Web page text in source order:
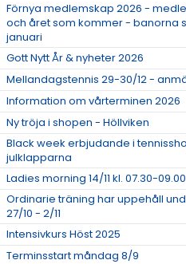
Förnya medlemskap 2026 -
och året som kommer - banorna
januari
Gott Nytt År & nyheter 2026
Mellandagstennis 29-30/12 -
Information om vårterminen 2026
Ny tröja i shopen - Höllviken
Black week erbjudande i
julklapparna
Ladies morning 14/11 kl. 07.30-09.00
Ordinarie träning har uppehåll
27/10 - 2/11
Intensivkurs Höst 2025
Terminsstart måndag 8/9